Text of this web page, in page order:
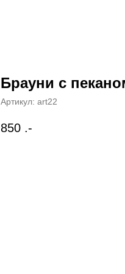
Брауни с
Артикул: art22
850 .-